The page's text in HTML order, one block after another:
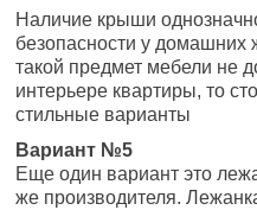
Наличие крыши
безопасности у домашних
такой предмет мебели не
интерьере квартиры, то
стильные варианты
Вариант №5
Еще один вариант это
же производителя.